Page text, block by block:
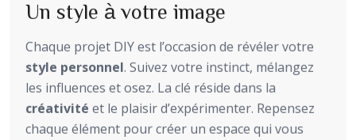
Un style à votre image
Chaque projet DIY est l’occasion de révéler votre
style personnel. Suivez votre instinct, mélangez
les influences et osez. La clé réside dans la
créativité et le plaisir d’expérimenter. Repensez
chaque élément pour créer un espace qui vous